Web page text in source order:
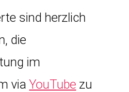
sind herzlich
die
im
via YouTube zu